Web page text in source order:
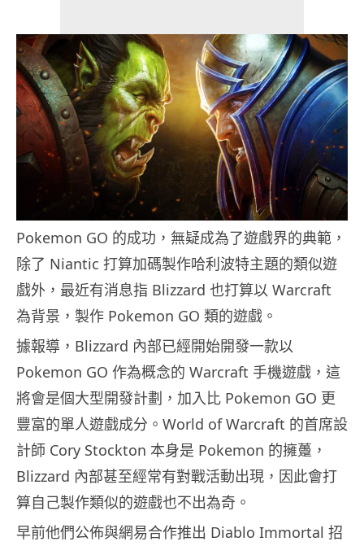
Pokemon GO 的成功，無疑成為了遊戲界的典範，
除了 Niantic 打算加碼製作哈利波特主題的類似遊
戲外，最近有消息指 Blizzard 也打算以 Warcraft
為背景，製作 Pokemon GO 類的遊戲。
據報導，Blizzard 內部已經開始開發一款以
Pokemon GO 作為概念的 Warcraft 手機遊戲，這
將會是個大型開發計劃，加入比 Pokemon GO 更
豐富的單人遊戲成分。World of Warcraft 的首席設
計師 Cory Stockton 本身是 Pokemon 的擁躉，
Blizzard 內部甚至經常有對戰活動出現，因此會打
算自己製作類似的遊戲也不出為奇。
早前他們公佈與網易合作推出 Diablo Immortal 招